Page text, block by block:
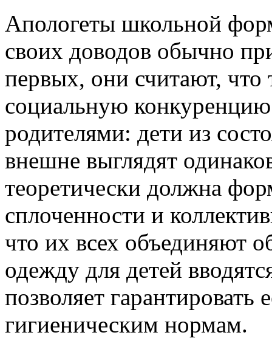
Апологеты школьной
своих доводов обычно
первых, они считают, что
социальную
родителями: дети из
внешне выглядят
теоретически должна
сплоченности и
что их всех объединяют
одежду для детей
позволяет гарантировать
гигиеническим нормам.